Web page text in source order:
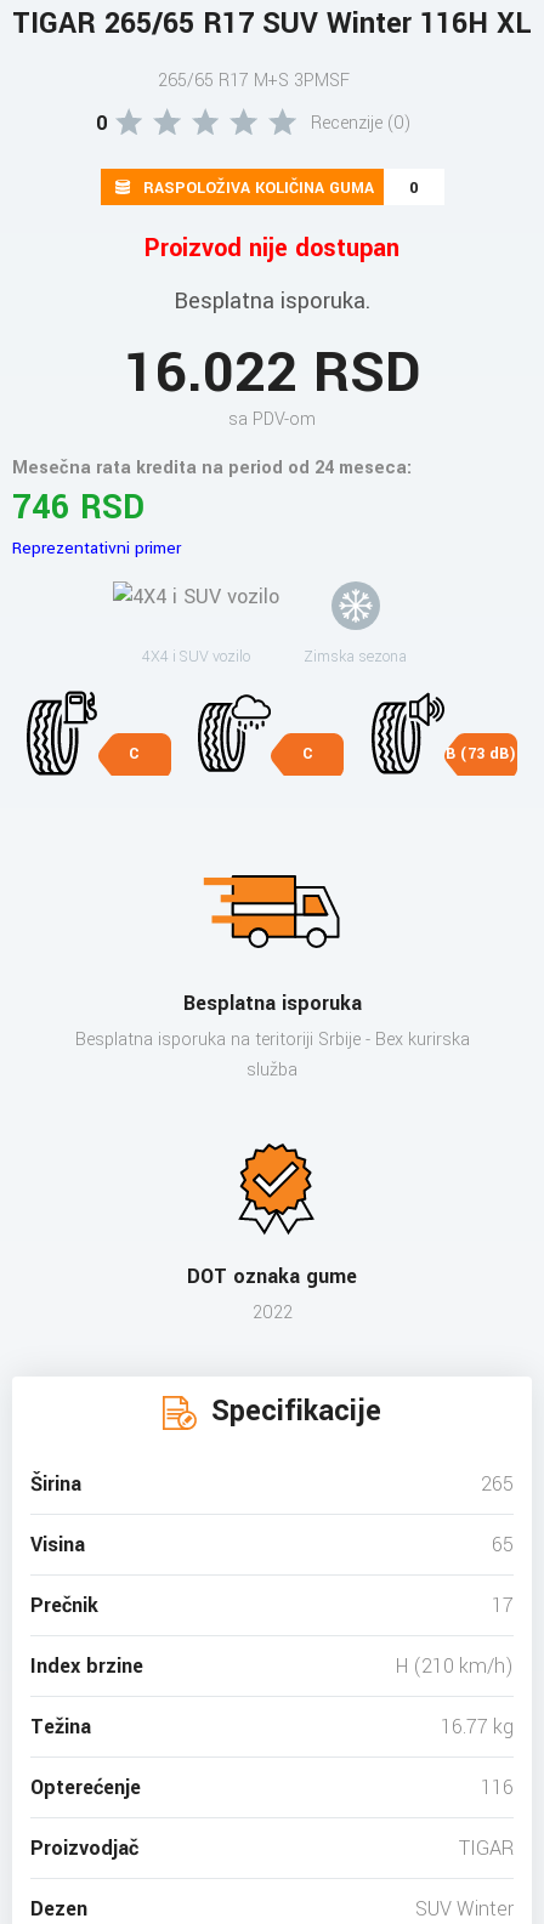
TIGAR 265/65 R17 SUV Winter 116H XL
265/65 R17 M+S 3PMSF
0 Recenzije (0)
RASPOLOŽIVA KOLIČINA GUMA 0
Proizvod nije dostupan
Besplatna isporuka.
16.022 RSD
sa PDV-om
Mesečna rata kredita na period od 24 meseca:
746 RSD
Reprezentativni primer
4X4 i SUV vozilo Zimska sezona
C C B (73 dB)
Besplatna isporuka
Besplatna isporuka na teritoriji Srbije - Bex kurirska
služba
DOT oznaka gume
2022
Specifikacije
Širina 265
Visina 65
Prečnik 17
Index brzine H (210 km/h)
Težina 16.77 kg
Opterećenje 116
Proizvodjač TIGAR
Dezen SUV Winter